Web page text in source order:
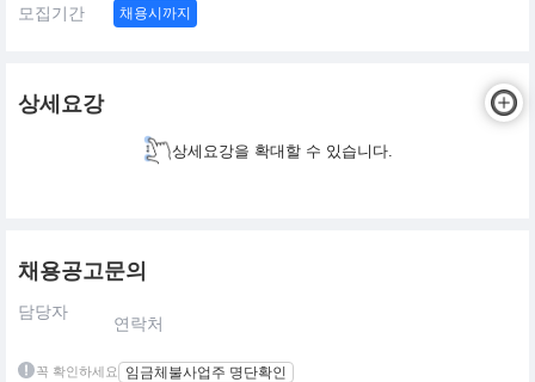
모집기간 채용시까지
상세요강
상세요강을 확대할 수 있습니다.
채용공고문의
담당자
연락처
꼭 확인하세요 임금체불사업주 명단확인